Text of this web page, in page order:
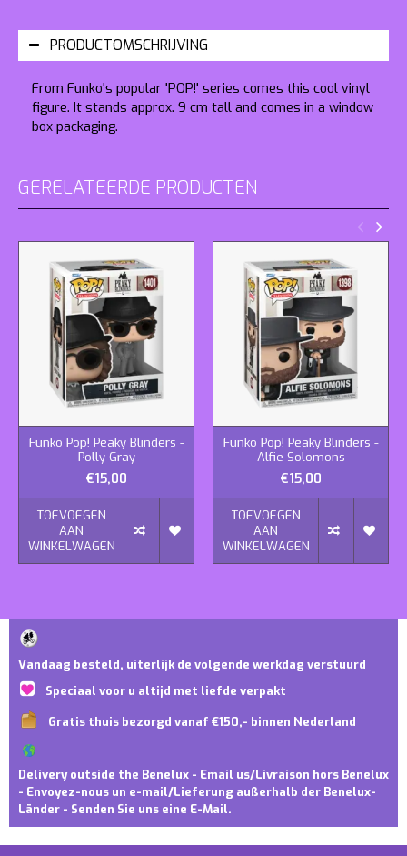
PRODUCTOMSCHRIJVING
From Funko's popular 'POP!' series comes this cool vinyl
figure. It stands approx. 9 cm tall and comes in a window
box packaging.
GERELATEERDE PRODUCTEN
Funko Pop! Peaky Blinders -
Polly Gray
€15,00
TOEVOEGEN
AAN
WINKELWAGEN
Funko Pop! Peaky Blinders -
Alfie Solomons
€15,00
TOEVOEGEN
AAN
WINKELWAGEN
Vandaag besteld, uiterlijk de volgende werkdag verstuurd
Speciaal voor u altijd met liefde verpakt
Gratis thuis bezorgd vanaf €150,- binnen Nederland
Delivery outside the Benelux - Email us/Livraison hors Benelux
- Envoyez-nous un e-mail/Lieferung außerhalb der Benelux-
Länder - Senden Sie uns eine E-Mail.